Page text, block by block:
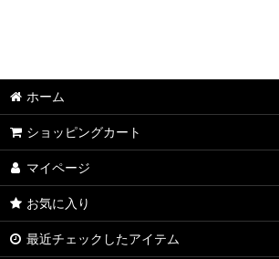
絞り込む
ホーム
ショッピングカート
マイページ
お気に入り
最近チェックしたアイテム